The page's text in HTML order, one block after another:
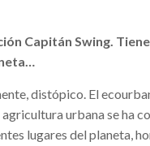
Capitán Swing.
distópico. El
urbana se ha
lugares del planeta,